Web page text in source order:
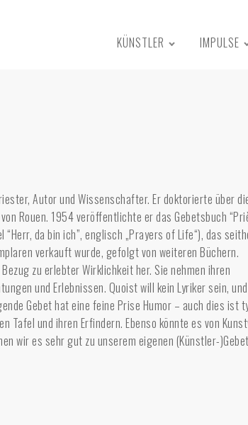
KÜNSTLER IMPULSE
Autor und Wissenschafter. Er doktorierte über
Rouen. 1954 veröffentlichte er das Gebetsbuch
da bin ich”, englisch „Prayers of Life“), das
verkauft wurde, gefolgt von weiteren Büchern.
zu erlebter Wirklichkeit her. Sie nehmen ihren
und Erlebnissen. Quoist will kein Lyriker sein,
Gebet hat eine feine Prise Humor – auch dies ist
Tafel und ihren Erfindern. Ebenso könnte es von
wir es sehr gut zu unserem eigenen (Künstler-)Gebet